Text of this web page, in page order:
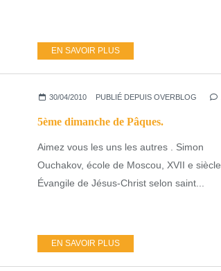
EN SAVOIR PLUS
30/04/2010 PUBLIÉ DEPUIS OVERBLOG
5ème dimanche de Pâques.
Aimez vous les uns les autres . Simon
Ouchakov, école de Moscou, XVII e siècle
Évangile de Jésus-Christ selon saint...
EN SAVOIR PLUS